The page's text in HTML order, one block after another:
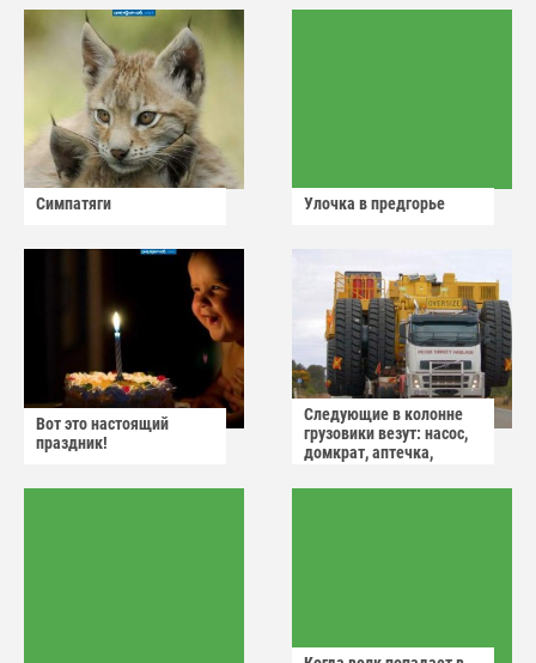
Симпатяги Улочка в предгорье
Вот это настоящий
праздник!
Следующие в колонне
грузовики везут: насос,
домкрат, аптечка,